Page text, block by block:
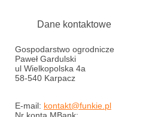
Dane kontaktowe
Gospodarstwo ogrodnicze
Paweł Gardulski
ul Wielkopolska 4a
58-540 Karpacz
E-mail: kontakt@funkie.pl